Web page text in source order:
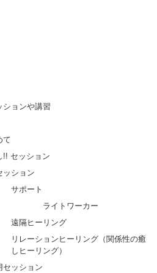
ションや講習
て
!! セッション
ッション
サポート
ライトワーカー
遠隔ヒーリング
リレーションヒーリング（関係性の癒
しヒーリング）
セッション